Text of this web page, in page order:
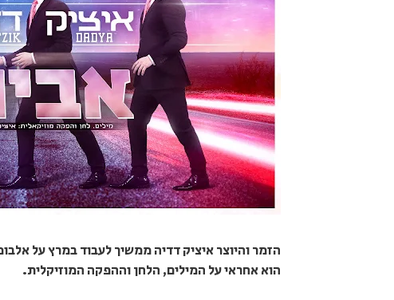
הזמר והיוצר איציק דדיה ממשיך לעבוד במרץ על
הוא אחראי על המילים, הלחן וההפקה המוזיקלית.